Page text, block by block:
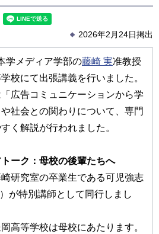
2026年2月24日掲出
学メディア学部の藤崎 実准教授
校にて出張講義を行いました。
広告コミュニケーションから学
社会との関わりについて、専門
く解説が行われました。
ーク：母校の後輩たちへ
研究室の卒業生である可児強志
が特別講師として同行しまし
高等学校は母校にあたります。